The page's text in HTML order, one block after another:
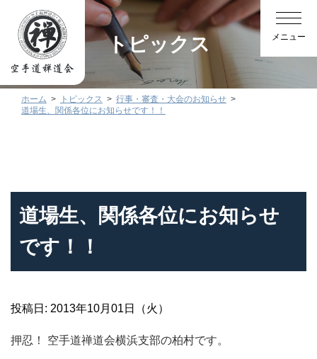
トピックス
ホーム トピックス
行事・審査・大会のお知らせ
道場生、関係各位にお知らせです！！
道場生、関係各位にお知らせ
です！！
投稿日: 2013年10月01日（火）
押忍！ 空手道禅道会横浜支部の柏村です。